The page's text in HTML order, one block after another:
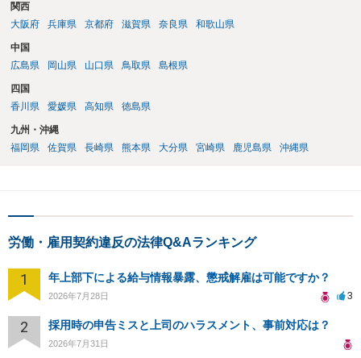
関西
大阪府
兵庫県 京都府 滋賀県 奈良県 和歌山県
中国
広島県
岡山県 山口県 鳥取県 島根県
四国
香川県
愛媛県 高知県 徳島県
九州・沖縄
福岡県
佐賀県 長崎県 熊本県 大分県 宮崎県 鹿児島県 沖縄県
労働・雇用契約違反の法律Q&Aランキング
1 年上部下による給与情報暴露、懲戒解雇は可能ですか？
2026年7月28日 3
2 採用時の申告ミスと上司のハラスメント、事前対応は？
2026年7月31日